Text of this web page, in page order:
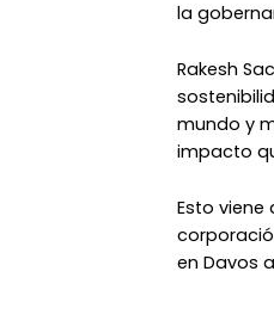
la
Rakesh
mundo y
impacto
Esto
en Davos